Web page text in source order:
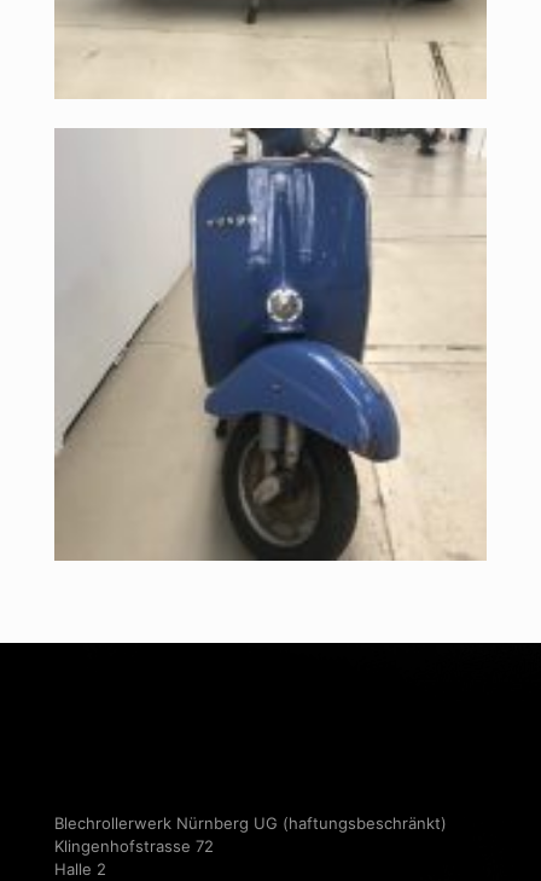
Blechrollerwerk Nürnberg UG (haftungsbeschränkt)
Klingenhofstrasse 72
Halle 2